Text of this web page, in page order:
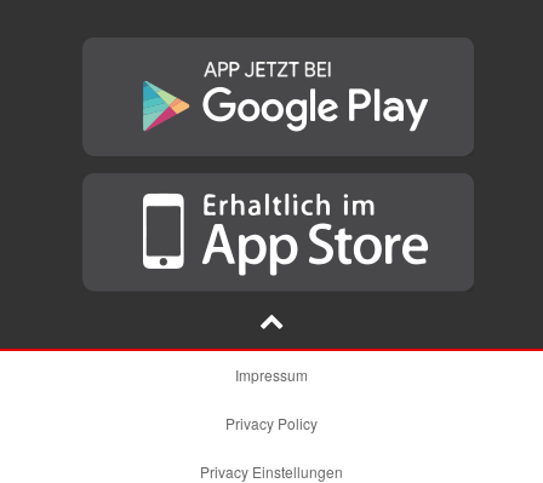
Impressum
Privacy Policy
Privacy Einstellungen